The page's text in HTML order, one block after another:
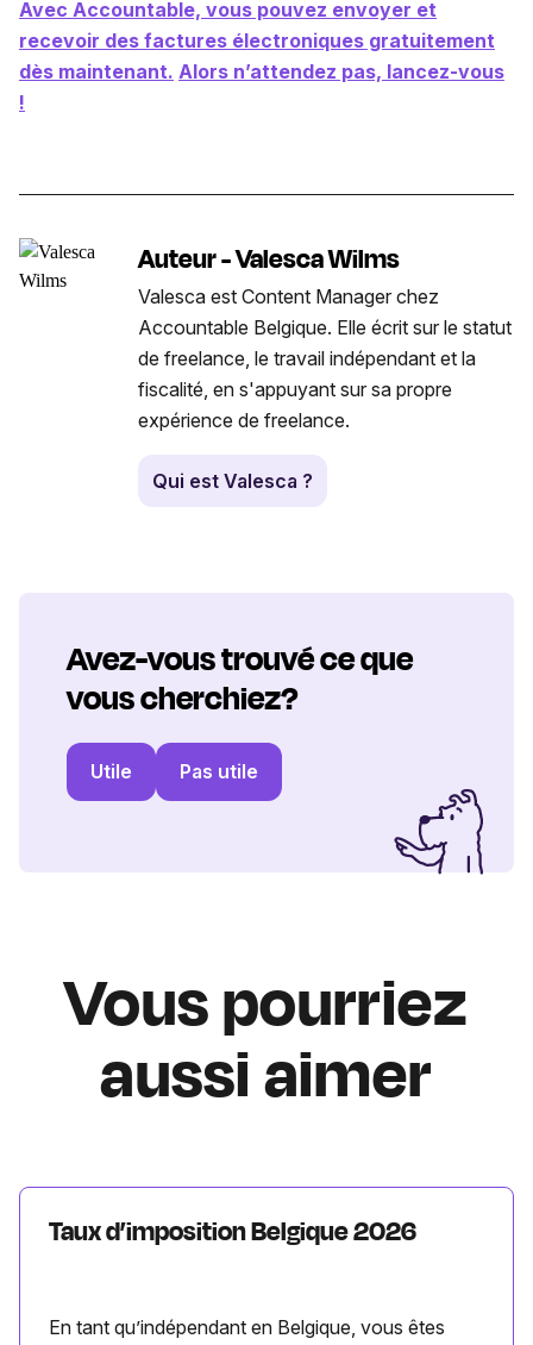
Avec Accountable, vous pouvez envoyer et
recevoir des factures électroniques gratuitement
dès maintenant. Alors n’attendez pas, lancez-vous
!
Auteur - Valesca Wilms
Valesca est Content Manager chez
Accountable Belgique. Elle écrit sur le statut
de freelance, le travail indépendant et la
fiscalité, en s'appuyant sur sa propre
expérience de freelance.
Qui est Valesca ?
Avez-vous trouvé ce que
vous cherchiez?
Utile Pas utile
Vous pourriez
aussi aimer
Taux d’imposition Belgique 2026
En tant qu’indépendant en Belgique, vous êtes